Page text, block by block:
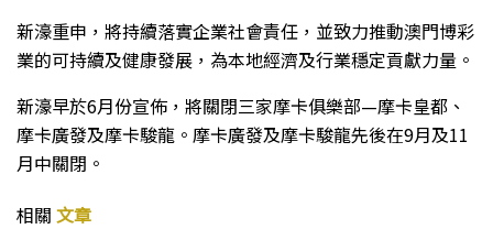
新濠重申，將持續落實企業社會責任，並致力推動澳門博彩
業的可持續及健康發展，為本地經濟及行業穩定貢獻力量。
新濠早於6月份宣佈，將關閉三家摩卡俱樂部—摩卡皇都、
摩卡廣發及摩卡駿龍。摩卡廣發及摩卡駿龍先後在9月及11
月中關閉。
相關 文章